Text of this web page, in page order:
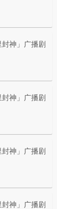
神」广播剧
神」广播剧
神」广播剧
神」广播剧